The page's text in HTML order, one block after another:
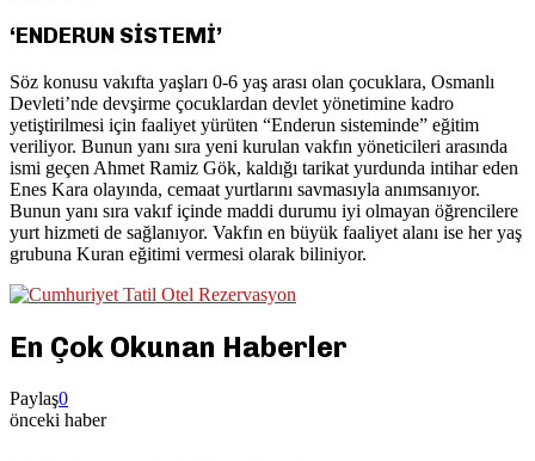
‘ENDERUN SİSTEMİ’
Söz konusu vakıfta yaşları 0-6 yaş arası olan çocuklara, Osmanlı
Devleti’nde devşirme çocuklardan devlet yönetimine kadro
yetiştirilmesi için faaliyet yürüten “Enderun sisteminde” eğitim
veriliyor. Bunun yanı sıra yeni kurulan vakfın yöneticileri arasında
ismi geçen Ahmet Ramiz Gök, kaldığı tarikat yurdunda intihar eden
Enes Kara olayında, cemaat yurtlarını savmasıyla anımsanıyor.
Bunun yanı sıra vakıf içinde maddi durumu iyi olmayan öğrencilere
yurt hizmeti de sağlanıyor. Vakfın en büyük faaliyet alanı ise her yaş
grubuna Kuran eğitimi vermesi olarak biliniyor.
En Çok Okunan Haberler
Paylaş0
önceki haber